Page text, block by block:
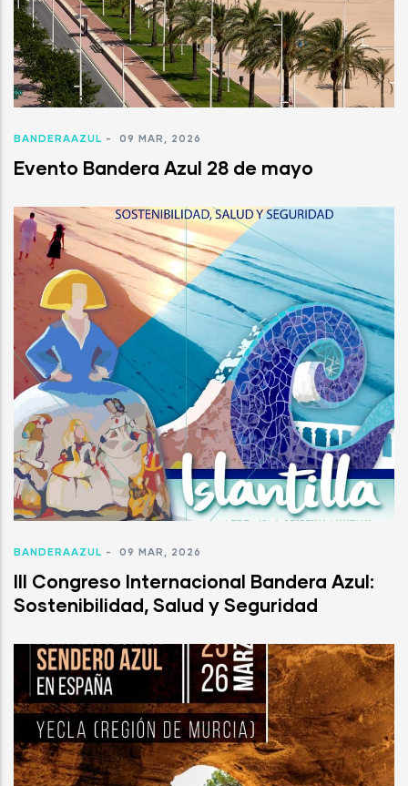
BANDERAAZUL - 09 MAR, 2026
Evento Bandera Azul 28 de mayo
BANDERAAZUL - 09 MAR, 2026
III Congreso Internacional Bandera Azul:
Sostenibilidad, Salud y Seguridad